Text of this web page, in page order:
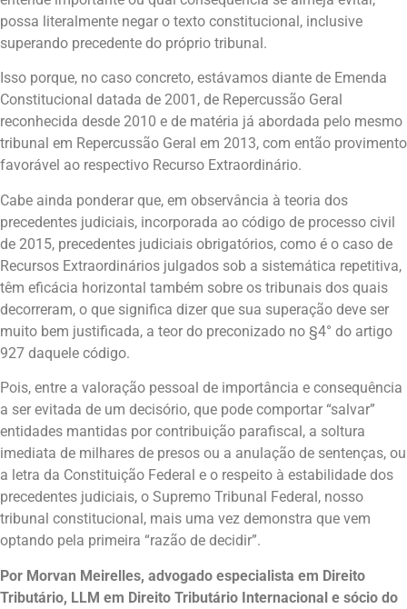
possa literalmente negar o texto constitucional, inclusive
superando precedente do próprio tribunal.
Isso porque, no caso concreto, estávamos diante de Emenda
Constitucional datada de 2001, de Repercussão Geral
reconhecida desde 2010 e de matéria já abordada pelo mesmo
tribunal em Repercussão Geral em 2013, com então provimento
favorável ao respectivo Recurso Extraordinário.
Cabe ainda ponderar que, em observância à teoria dos
precedentes judiciais, incorporada ao código de processo civil
de 2015, precedentes judiciais obrigatórios, como é o caso de
Recursos Extraordinários julgados sob a sistemática repetitiva,
têm eficácia horizontal também sobre os tribunais dos quais
decorreram, o que significa dizer que sua superação deve ser
muito bem justificada, a teor do preconizado no §4° do artigo
927 daquele código.
Pois, entre a valoração pessoal de importância e consequência
a ser evitada de um decisório, que pode comportar “salvar”
entidades mantidas por contribuição parafiscal, a soltura
imediata de milhares de presos ou a anulação de sentenças, ou
a letra da Constituição Federal e o respeito à estabilidade dos
precedentes judiciais, o Supremo Tribunal Federal, nosso
tribunal constitucional, mais uma vez demonstra que vem
optando pela primeira “razão de decidir”.
Por Morvan Meirelles, advogado especialista em Direito
Tributário, LLM em Direito Tributário Internacional e sócio do